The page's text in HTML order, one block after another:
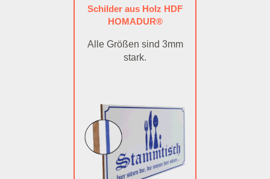
Schilder aus Holz HDF
HOMADUR®
Alle Größen sind 3mm
stark.